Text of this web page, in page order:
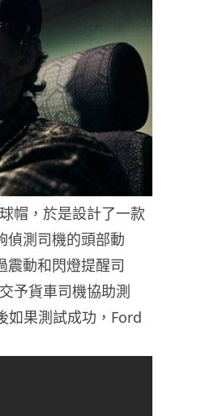
帽，於是設計了一款
偵測司機的頭部動
震動和閃燈提醒司
予貨車司機協助測
如果測試成功，Ford